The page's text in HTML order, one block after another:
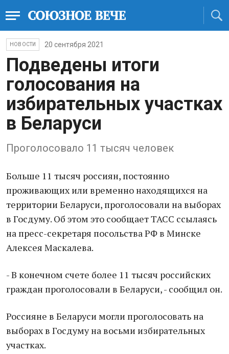
НОВОСТИ 20 сентября 2021
Подведены итоги
голосования на
избирательных участках
в Беларуси
Проголосовало 11 тысяч человек
Больше 11 тысяч россиян, постоянно
проживающих или временно находящихся на
территории Беларуси, проголосовали на выборах
в Госдуму. Об этом это сообщает ТАСС ссылаясь
на пресс-секретаря посольства РФ в Минске
Алексея Маскалева.
- В конечном счете более 11 тысяч российских
граждан проголосовали в Беларуси, - сообщил он.
Россияне в Беларуси могли проголосовать на
выборах в Госдуму на восьми избирательных
участках.